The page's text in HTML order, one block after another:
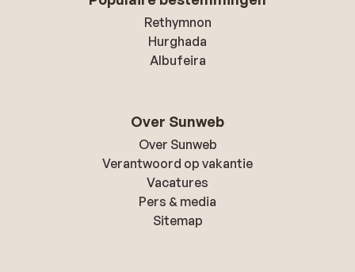
Rethymnon
Hurghada
Albufeira
Over Sunweb
Over Sunweb
Verantwoord op vakantie
Vacatures
Pers & media
Sitemap